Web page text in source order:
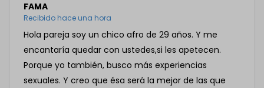
FAMA
Recibido hace una hora
Hola pareja soy un chico afro de 29 años. Y me
encantaría quedar con ustedes,si les apetecen.
Porque yo también, busco más experiencias
sexuales. Y creo que ésa será la mejor de las que